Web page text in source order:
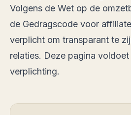
Volgens de Wet op de
de Gedragscode voor
verplicht om transparant te
relaties. Deze pagina voldoet
verplichting.